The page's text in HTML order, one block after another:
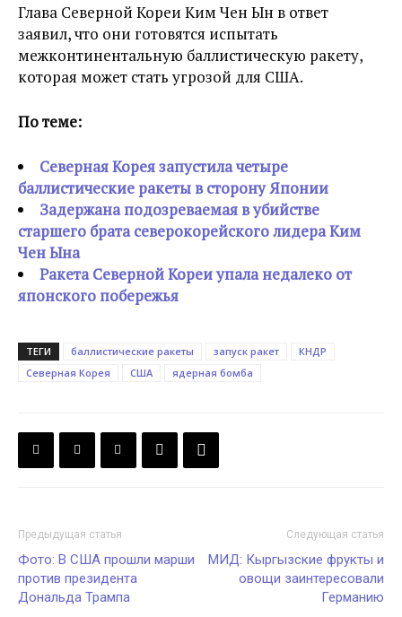
Глава Северной Кореи Ким Чен Ын в ответ
заявил, что они готовятся испытать
межконтинентальную баллистическую ракету,
которая может стать угрозой для США.
По теме:
Северная Корея запустила четыре
баллистические ракеты в сторону Японии
Задержана подозреваемая в убийстве
старшего брата северокорейского лидера Ким
Чен Ына
Ракета Северной Кореи упала недалеко от
японского побережья
ТЕГИ баллистические ракеты запуск ракет
КНДР
Северная Корея
США ядерная бомба
Предыдущая статья
Фото: В США прошли марши
против президента
Дональда Трампа
Следующая статья
МИД: Кыргызские фрукты и
овощи заинтересовали
Германию